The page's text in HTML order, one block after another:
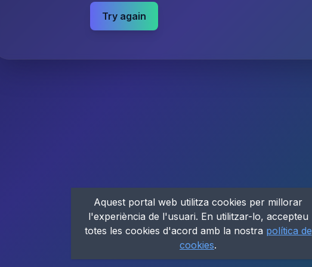
Try again
Aquest portal web utilitza cookies per millorar
l'experiència de l'usuari. En utilitzar-lo, accepteu
totes les cookies d'acord amb la nostra política de
cookies.